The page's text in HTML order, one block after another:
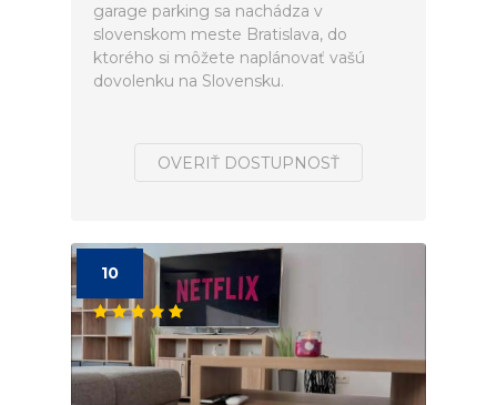
garage parking sa nachádza v
slovenskom meste Bratislava, do
ktorého si môžete naplánovať vašú
dovolenku na Slovensku.
OVERIŤ DOSTUPNOSŤ
10